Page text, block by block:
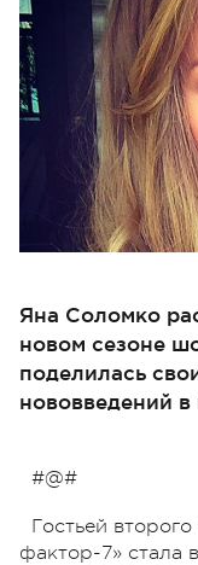
Яна Соломко
новом сезоне
поделилась
нововведений в
#@#
Гостьей
фактор-7» стала